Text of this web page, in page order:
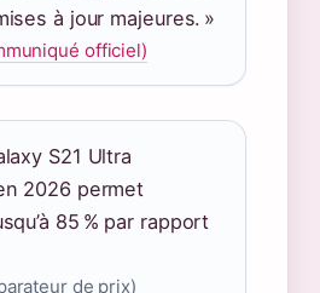
à jour majeures. »
officiel)
S21 Ultra
2026 permet
85 % par rapport
de prix)